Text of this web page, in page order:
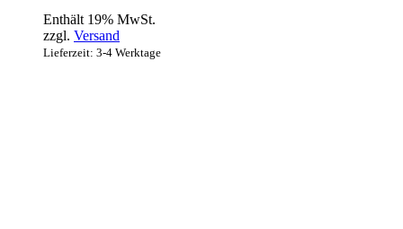
Enthält 19% MwSt.
zzgl. Versand
Lieferzeit: 3-4 Werktage